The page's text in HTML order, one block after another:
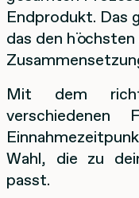
Endprodukt. Das
das den
Mit dem
Wahl, die zu
passt.